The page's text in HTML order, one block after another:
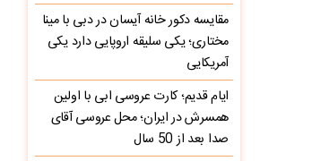
مقایسه دکور خانه آیسان در دبی با مینا
مختاری؛ یکی سلیقه اروپایی دارد یکی
آمریکایی
ایام قدیم؛ کارت عروسی ابی با اولین
همسرش در ایران؛ محل عروسی آقای
صدا بعد از 50 سال